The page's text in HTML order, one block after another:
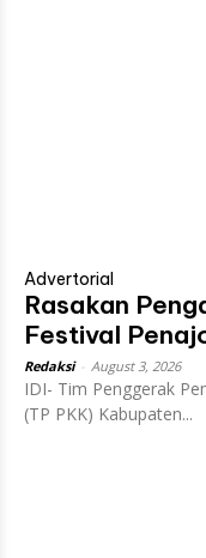
Advertorial
Rasakan
Festival
Redaksi August 3, 2026
IDI- Tim Penggerak
(TP PKK) Kabupaten...